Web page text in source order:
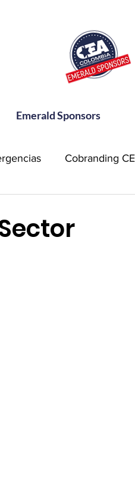
Emerald Sponsors
Cobranding